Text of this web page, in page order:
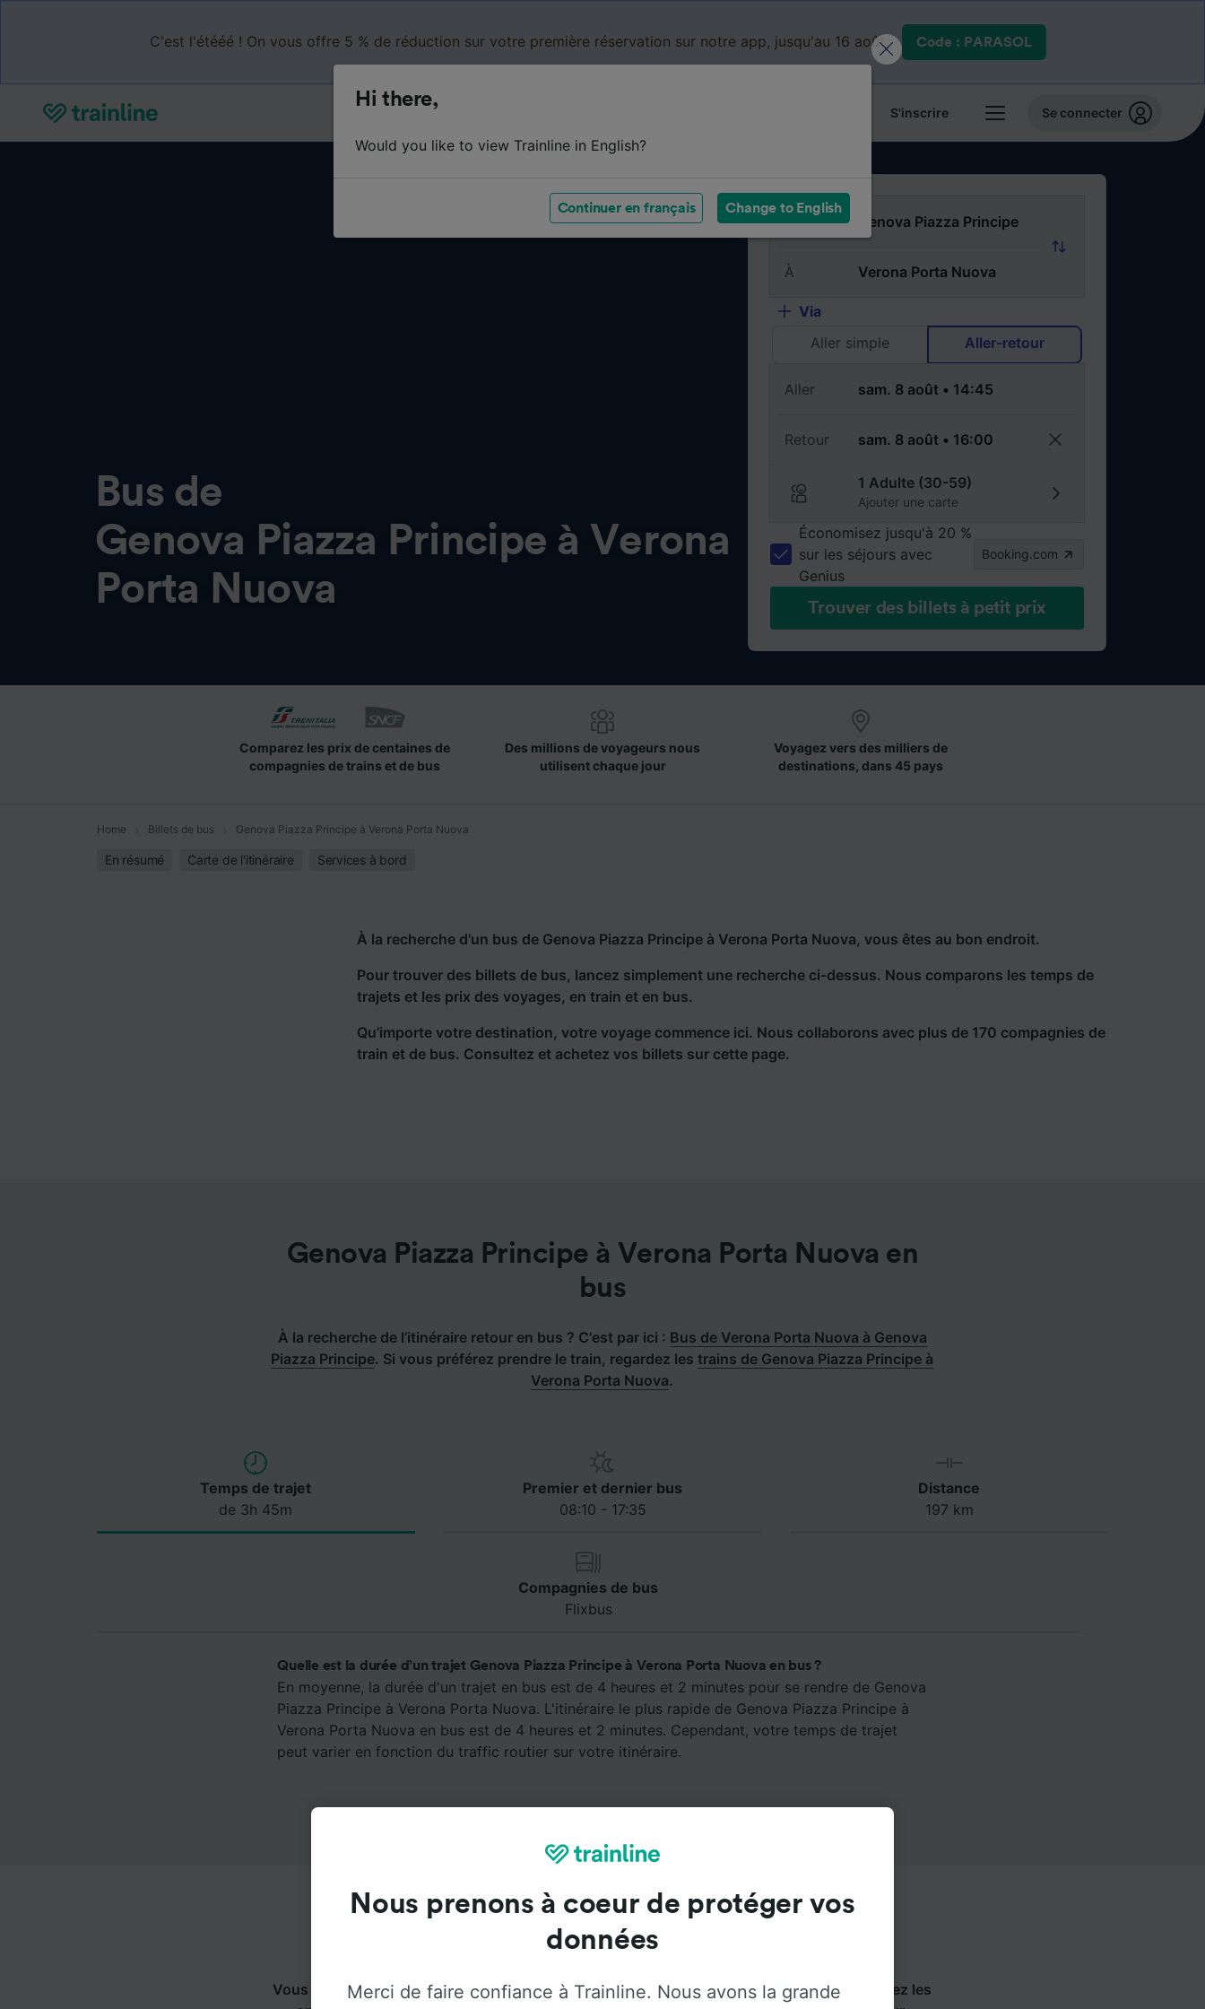
C'est l'étééé ! On vous offre 5 % de réduction sur votre première réservation sur notre app, jusqu'au 16 août. Code : PARASOL
S'inscrire Se connecter
Bus de
Genova Piazza Principe à Verona
Porta Nuova
De
À
Via
Aller simple
Aller-retour
Aller
Retour
1 Adulte (30-59)
Ajouter une carte
Économisez jusqu'à 20 %
sur les séjours avec
Genius
Booking.com
Trouver des billets à petit prix
Comparez les prix de centaines de
compagnies de trains et de bus
Des millions de voyageurs nous
utilisent chaque jour
Voyagez vers des milliers de
destinations, dans 45 pays
Home Billets de bus Genova Piazza Principe à Verona Porta Nuova
En résumé Carte de l'itinéraire Services à bord
À la recherche d'un bus de Genova Piazza Principe à Verona Porta Nuova, vous êtes au bon endroit.
Pour trouver des billets de bus, lancez simplement une recherche ci-dessus. Nous comparons les temps de
trajets et les prix des voyages, en train et en bus.
Qu’importe votre destination, votre voyage commence ici. Nous collaborons avec plus de 170 compagnies de
train et de bus. Consultez et achetez vos billets sur cette page.
Genova Piazza Principe à Verona Porta Nuova en
bus
À la recherche de l’itinéraire retour en bus ? C'est par ici : Bus de Verona Porta Nuova à Genova
Piazza Principe. Si vous préférez prendre le train, regardez lestrains de Genova Piazza Principe à
Verona Porta Nuova.
Temps de trajet
de 3h 45m
Premier et dernier bus
08:10 - 17:35
Distance
197 km
Compagnies de bus
Flixbus
Quelle est la durée d’un trajet Genova Piazza Principe à Verona Porta Nuova en bus ?
En moyenne, la durée d'un trajet en bus est de 4 heures et 2 minutes pour se rendre de Genova
Piazza Principe à Verona Porta Nuova. L'itinéraire le plus rapide de Genova Piazza Principe à
Verona Porta Nuova en bus est de 4 heures et 2 minutes. Cependant, votre temps de trajet
peut varier en fonction du traffic routier sur votre itinéraire.
Services à bord
Vous pouvez voyager de Genova Piazza Principe à Verona Porta Nuova avecFlixbus
. Utilisez les
Hi there,
Would you like to view Trainline in English?
Continuer en français Change to English
Nous prenons à coeur de protéger vos
données
Merci de faire confiance à Trainline. Nous avons la grande